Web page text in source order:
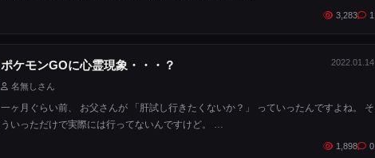
3,283 1
ポケモンGOに心霊現象・・・？ 2022.01.14
名無しさん
一ヶ月ぐらい前、 お父さんが 「肝試し行きたくないか？」 っていったんですよね。 そ
ういっただけで実際には行ってないんですけど。 …
1,898 0